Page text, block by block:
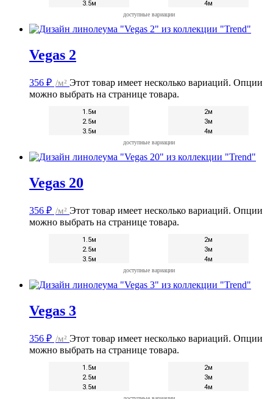
3.5м
4м
доступные вариации
Vegas 2
356 ₽ /м² Этот товар имеет несколько вариаций. Опции
можно выбрать на странице товара.
1.5м
2м
2.5м
3м
3.5м
4м
доступные вариации
Vegas 20
356 ₽ /м² Этот товар имеет несколько вариаций. Опции
можно выбрать на странице товара.
1.5м
2м
2.5м
3м
3.5м
4м
доступные вариации
Vegas 3
356 ₽ /м² Этот товар имеет несколько вариаций. Опции
можно выбрать на странице товара.
1.5м
2м
2.5м
3м
3.5м
4м